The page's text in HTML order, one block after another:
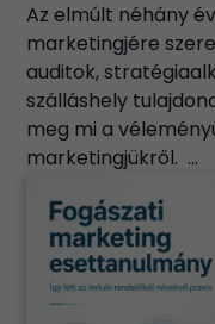
Az elmúlt néhány
marketingjére
auditok,
szálláshely
meg mi a
marketingjükről. ...